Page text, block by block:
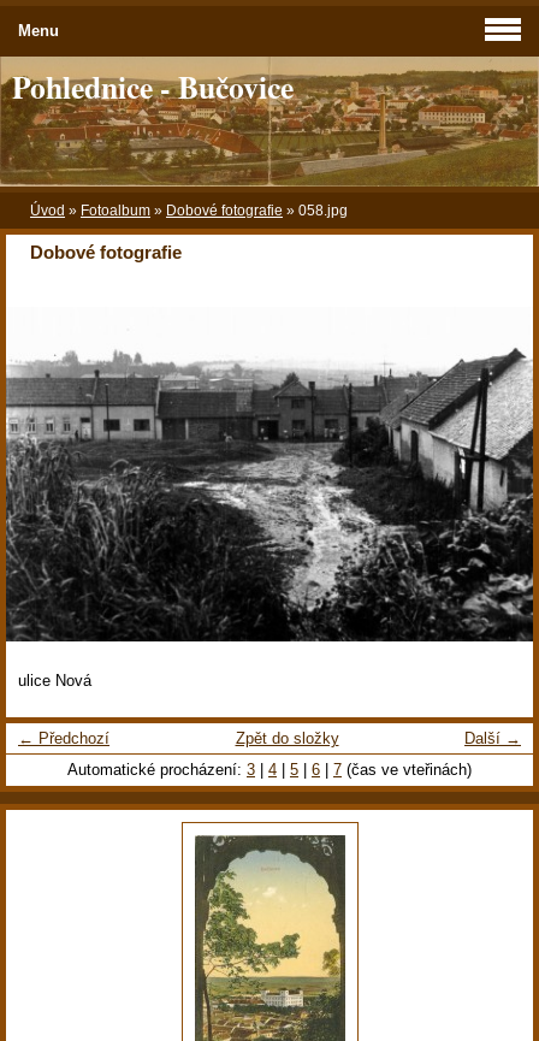
Pohlednice - Bučovice
Úvod » Fotoalbum » Dobové fotografie » 058.jpg
Dobové fotografie
ulice Nová
← Předchozí Další →
Zpět do složky
Automatické procházení: 3 4 5 6 7 (čas ve vteřinách)
Menu